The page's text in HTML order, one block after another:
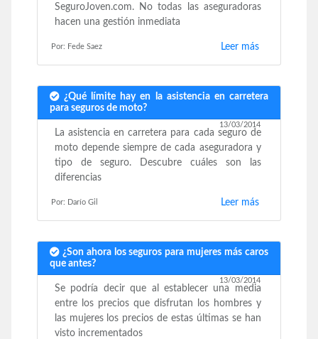
SeguroJoven.com. No todas las aseguradoras
hacen una gestión inmediata
Por: Fede Saez Leer más
¿Qué límite hay en la asistencia en carretera
para seguros de moto?
13/03/2014
La asistencia en carretera para cada seguro de
moto depende siempre de cada aseguradora y
tipo de seguro. Descubre cuáles son las
diferencias
Por: Darío Gil Leer más
¿Son ahora los seguros para mujeres más caros
que antes?
13/03/2014
Se podría decir que al establecer una media
entre los precios que disfrutan los hombres y
las mujeres los precios de estas últimas se han
visto incrementados